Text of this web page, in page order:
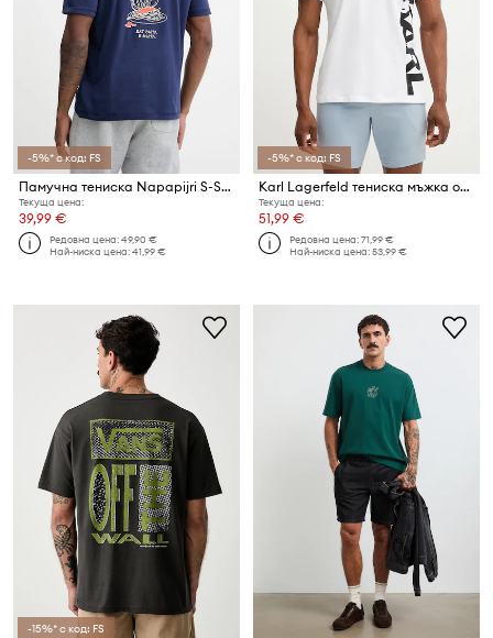
-5%* с код: FS
Памучна тениска Napapijri S-SOL
Текуща цена:
39,99 €
Редовна цена:49,90 €
Най-ниска цена:41,99 €
-5%* с код: FS
Karl Lagerfeld тениска мъжка от памук
Текуща цена:
51,99 €
Редовна цена:71,99 €
Най-ниска цена:53,99 €
-15%* с код: FS